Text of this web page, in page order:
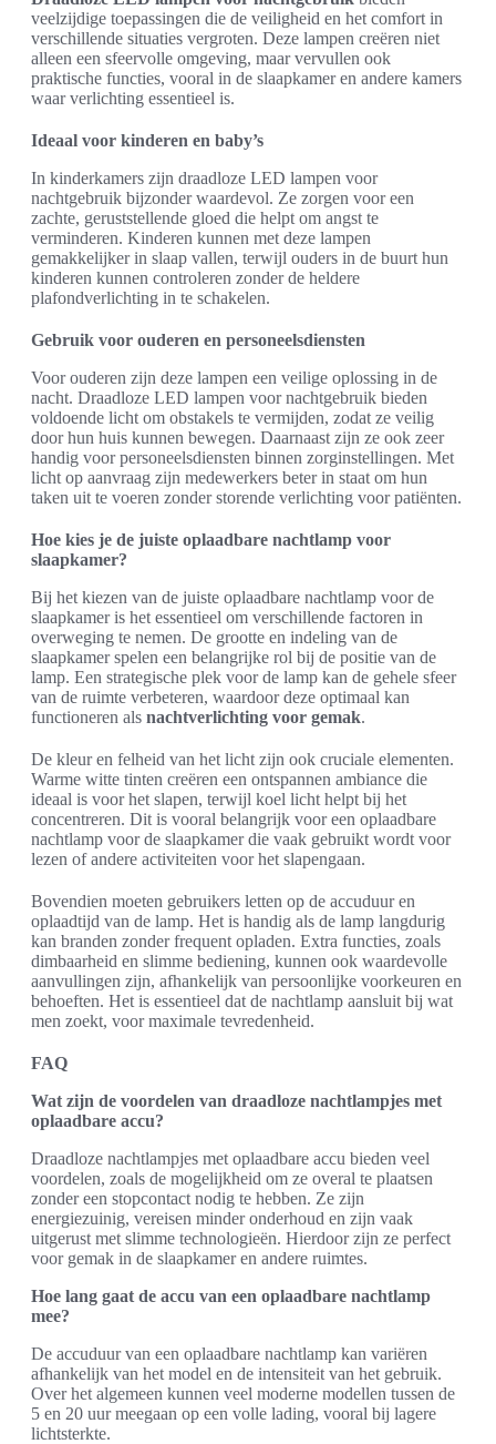
veelzijdige toepassingen die de veiligheid en het comfort in
verschillende situaties vergroten. Deze lampen creëren niet
alleen een sfeervolle omgeving, maar vervullen ook
praktische functies, vooral in de slaapkamer en andere kamers
waar verlichting essentieel is.
Ideaal voor kinderen en baby’s
In kinderkamers zijn draadloze LED lampen voor
nachtgebruik bijzonder waardevol. Ze zorgen voor een
zachte, geruststellende gloed die helpt om angst te
verminderen. Kinderen kunnen met deze lampen
gemakkelijker in slaap vallen, terwijl ouders in de buurt hun
kinderen kunnen controleren zonder de heldere
plafondverlichting in te schakelen.
Gebruik voor ouderen en personeelsdiensten
Voor ouderen zijn deze lampen een veilige oplossing in de
nacht. Draadloze LED lampen voor nachtgebruik bieden
voldoende licht om obstakels te vermijden, zodat ze veilig
door hun huis kunnen bewegen. Daarnaast zijn ze ook zeer
handig voor personeelsdiensten binnen zorginstellingen. Met
licht op aanvraag zijn medewerkers beter in staat om hun
taken uit te voeren zonder storende verlichting voor patiënten.
Hoe kies je de juiste oplaadbare nachtlamp voor
slaapkamer?
Bij het kiezen van de juiste oplaadbare nachtlamp voor de
slaapkamer is het essentieel om verschillende factoren in
overweging te nemen. De grootte en indeling van de
slaapkamer spelen een belangrijke rol bij de positie van de
lamp. Een strategische plek voor de lamp kan de gehele sfeer
van de ruimte verbeteren, waardoor deze optimaal kan
functioneren als nachtverlichting voor gemak.
De kleur en felheid van het licht zijn ook cruciale elementen.
Warme witte tinten creëren een ontspannen ambiance die
ideaal is voor het slapen, terwijl koel licht helpt bij het
concentreren. Dit is vooral belangrijk voor een oplaadbare
nachtlamp voor de slaapkamer die vaak gebruikt wordt voor
lezen of andere activiteiten voor het slapengaan.
Bovendien moeten gebruikers letten op de accuduur en
oplaadtijd van de lamp. Het is handig als de lamp langdurig
kan branden zonder frequent opladen. Extra functies, zoals
dimbaarheid en slimme bediening, kunnen ook waardevolle
aanvullingen zijn, afhankelijk van persoonlijke voorkeuren en
behoeften. Het is essentieel dat de nachtlamp aansluit bij wat
men zoekt, voor maximale tevredenheid.
FAQ
Wat zijn de voordelen van draadloze nachtlampjes met
oplaadbare accu?
Draadloze nachtlampjes met oplaadbare accu bieden veel
voordelen, zoals de mogelijkheid om ze overal te plaatsen
zonder een stopcontact nodig te hebben. Ze zijn
energiezuinig, vereisen minder onderhoud en zijn vaak
uitgerust met slimme technologieën. Hierdoor zijn ze perfect
voor gemak in de slaapkamer en andere ruimtes.
Hoe lang gaat de accu van een oplaadbare nachtlamp
mee?
De accuduur van een oplaadbare nachtlamp kan variëren
afhankelijk van het model en de intensiteit van het gebruik.
Over het algemeen kunnen veel moderne modellen tussen de
5 en 20 uur meegaan op een volle lading, vooral bij lagere
lichtsterkte.